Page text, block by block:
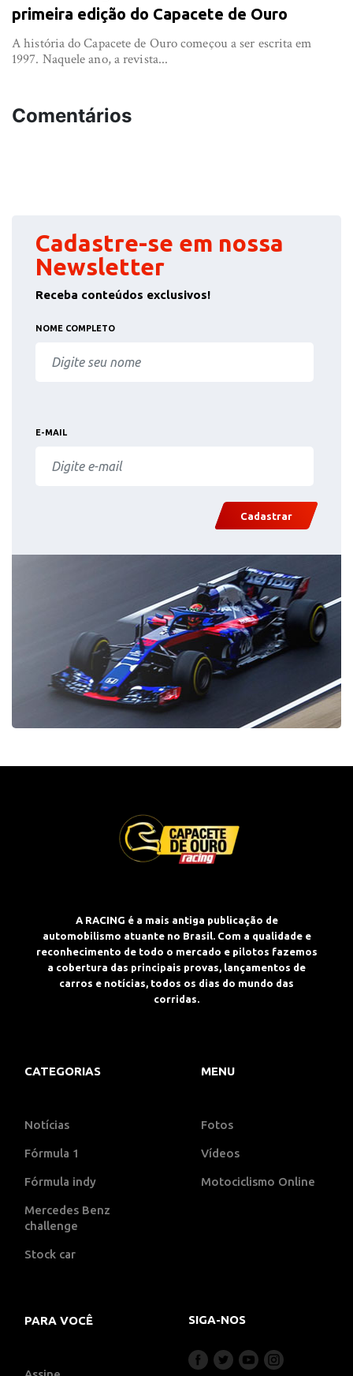
primeira edição do Capacete de Ouro
A história do Capacete de Ouro começou a ser escrita em
1997. Naquele ano, a revista...
Comentários
Cadastre-se em nossa
Newsletter
Receba conteúdos exclusivos!
NOME COMPLETO
E-MAIL
Cadastrar
A RACING é a mais antiga publicação de
automobilismo atuante no Brasil. Com a qualidade e
reconhecimento de todo o mercado e pilotos fazemos
a cobertura das principais provas, lançamentos de
carros e notícias, todos os dias do mundo das
corridas.
CATEGORIAS
Notícias
Fórmula 1
Fórmula indy
Mercedes Benz
challenge
Stock car
MENU
Fotos
Vídeos
Motociclismo Online
PARA VOCÊ SIGA-NOS